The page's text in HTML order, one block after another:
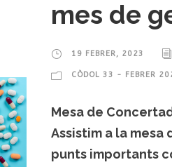
mes de
19 FEBRER, 2023
CÒDOL 33 - FEBRER
Mesa de
Assistim a la
punts importants